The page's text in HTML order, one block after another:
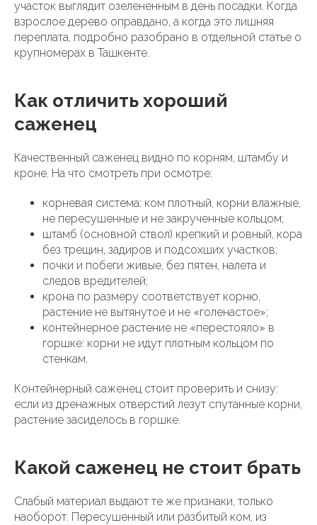
участок выглядит озелененным в день посадки. Когда
взрослое дерево оправдано, а когда это лишняя
переплата, подробно разобрано в отдельной статье о
крупномерах в Ташкенте.
Как отличить хороший
саженец
Качественный саженец видно по корням, штамбу и
кроне. На что смотреть при осмотре:
корневая система: ком плотный, корни влажные,
не пересушенные и не закрученные кольцом;
штамб (основной ствол) крепкий и ровный, кора
без трещин, задиров и подсохших участков;
почки и побеги живые, без пятен, налета и
следов вредителей;
крона по размеру соответствует корню,
растение не вытянутое и не «голенастое»;
контейнерное растение не «перестояло» в
горшке: корни не идут плотным кольцом по
стенкам.
Контейнерный саженец стоит проверить и снизу:
если из дренажных отверстий лезут спутанные корни,
растение засиделось в горшке.
Какой саженец не стоит брать
Слабый материал выдают те же признаки, только
наоборот. Пересушенный или разбитый ком, из